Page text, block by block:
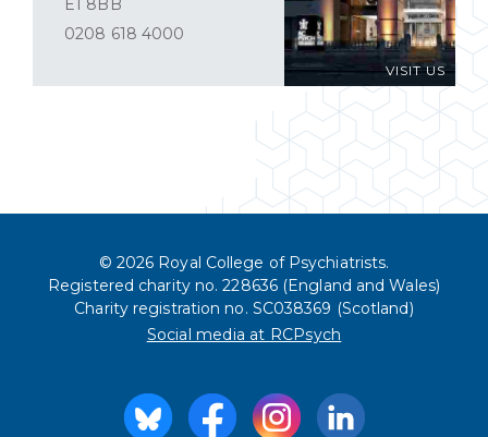
VISIT US
E1 8BB
0208 618 4000
© 2026 Royal College of Psychiatrists.
Registered charity no. 228636 (England and Wales)
Charity registration no. SC038369 (Scotland)
Social media at RCPsych